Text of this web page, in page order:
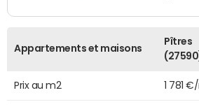
Appartements et maisons
Pîtres
Prix au m2 1 781